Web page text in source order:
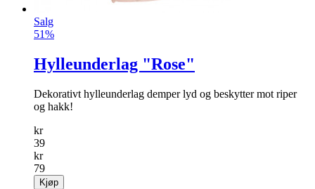
Salg
51%
Hylleunderlag "Rose"
Dekorativt hylleunderlag demper lyd og beskytter mot riper
og hakk!
kr
39
kr
79
Kjøp